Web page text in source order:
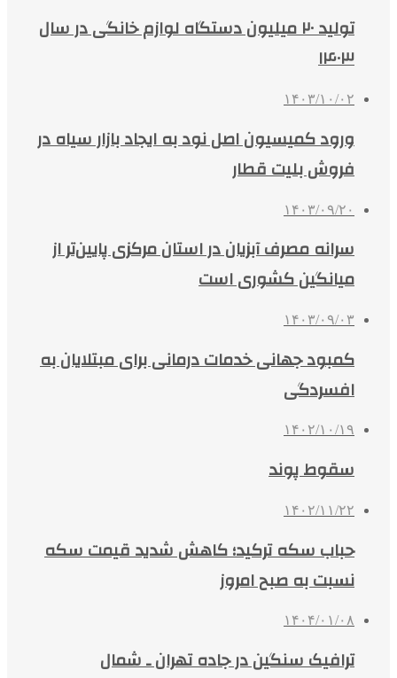
تولید ۲۰ میلیون دستگاه لوازم خانگی در سال
۱۴۰۳
۱۴۰۳/۱۰/۰۲
ورود کمیسیون اصل نود به ایجاد بازار سیاه در
فروش بلیت قطار
۱۴۰۳/۰۹/۲۰
سرانه مصرف آبزیان در استان مرکزی پایین‌تر از
میانگین کشوری است
۱۴۰۳/۰۹/۰۳
کمبود جهانی خدمات درمانی برای مبتلایان به
افسردگی
۱۴۰۲/۱۰/۱۹
سقوط پوند
۱۴۰۲/۱۱/۲۲
حباب سکه ترکید؛ کاهش شدید قیمت سکه
نسبت به صبح امروز
۱۴۰۴/۰۱/۰۸
ترافیک سنگین در جاده تهران ـ شمال